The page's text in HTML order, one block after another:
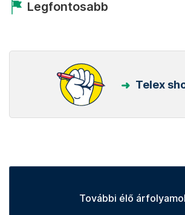
Legfontosabb
Telex
További élő